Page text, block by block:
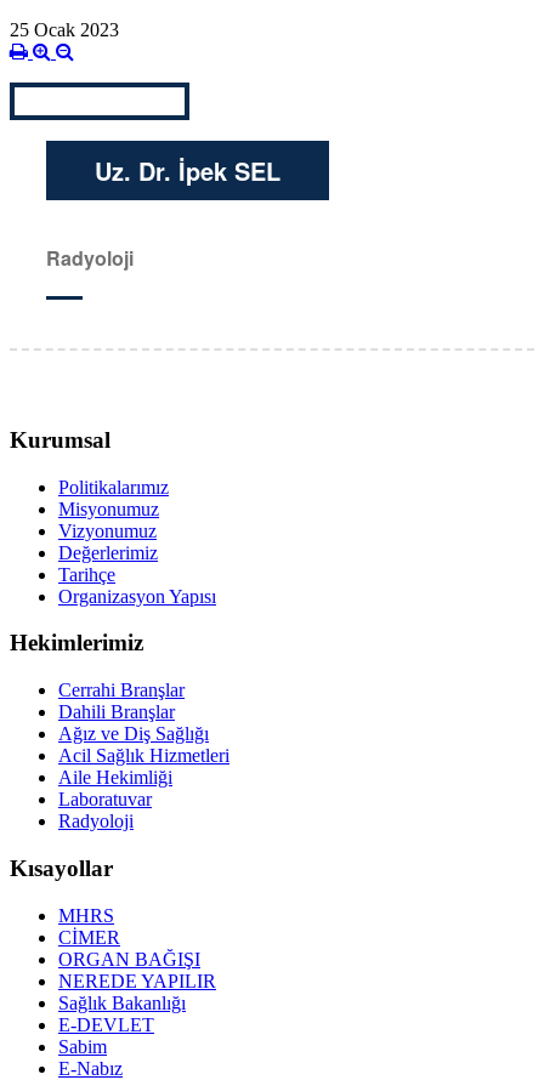
25 Ocak 2023
Uz. Dr. İpek SEL
Radyoloji
Kurumsal
Politikalarımız
Misyonumuz
Vizyonumuz
Değerlerimiz
Tarihçe
Organizasyon Yapısı
Hekimlerimiz
Cerrahi Branşlar
Dahili Branşlar
Ağız ve Diş Sağlığı
Acil Sağlık Hizmetleri
Aile Hekimliği
Laboratuvar
Radyoloji
Kısayollar
MHRS
CİMER
ORGAN BAĞIŞI
NEREDE YAPILIR
Sağlık Bakanlığı
E-DEVLET
Sabim
E-Nabız